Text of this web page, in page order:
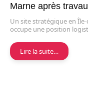
Marne après
Un site stratégique en Île-
occupe une position
Lire la suite…